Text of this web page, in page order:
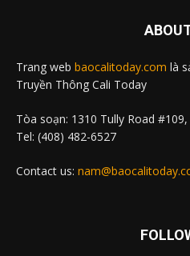
Trang web baocalitoday.com là
Truyền Thông Cali Today
Tòa soạn: 1310 Tully Road #109,
Tel: (408) 482-6527
Contact us: